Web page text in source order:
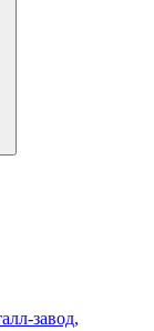
завод,